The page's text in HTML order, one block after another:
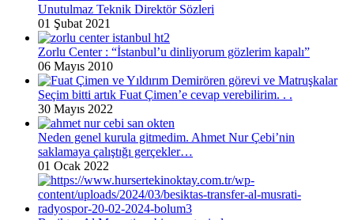
Unutulmaz Teknik Direktör Sözleri
01 Şubat 2021
Zorlu Center : “İstanbul’u dinliyorum gözlerim kapalı”
06 Mayıs 2010
Seçim bitti artık Fuat Çimen’e cevap verebilirim. . .
30 Mayıs 2022
Neden genel kurula gitmedim. Ahmet Nur Çebi’nin
saklamaya çalıştığı gerçekler…
01 Ocak 2022